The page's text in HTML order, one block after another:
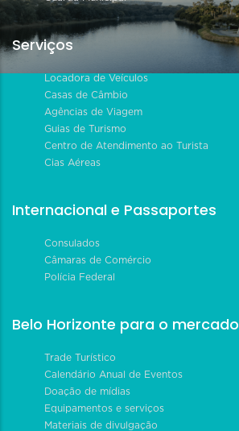
Serviços
Locadora de Veículos
Casas de Câmbio
Agências de Viagem
Guias de Turismo
Centro de Atendimento ao Turista
Cias Aéreas
Internacional e Passaportes
Consulados
Câmaras de Comércio
Polícia Federal
Belo Horizonte para o mercado
Trade Turístico
Calendário Anual de Eventos
Doação de mídias
Equipamentos e serviços
Materiais de divulgação